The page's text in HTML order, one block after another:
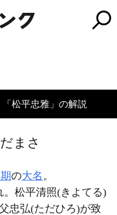
「松平忠雅」の解説
まさ
の大名 。
。松平清照(きよてる)
忠弘(ただひろ)が致